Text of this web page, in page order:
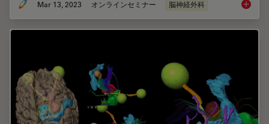
Mar 13, 2023 オンラインセミナー 脳神経外科